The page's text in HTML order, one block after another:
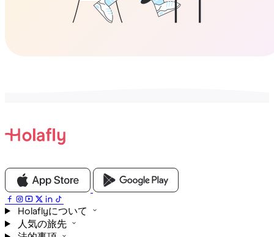
Holaflyについて
人気の旅先